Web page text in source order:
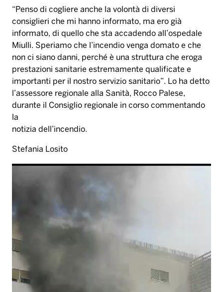
“Penso di cogliere anche la volontà di diversi
consiglieri che mi hanno informato, ma ero già
informato, di quello che sta accadendo all’ospedale
Miulli. Speriamo che l’incendio venga domato e che
non ci siano danni, perché è una struttura che eroga
prestazioni sanitarie estremamente qualificate e
importanti per il nostro servizio sanitario”. Lo ha detto
l’assessore regionale alla Sanità, Rocco Palese,
durante il Consiglio regionale in corso commentando
la
notizia dell’incendio.
Stefania Losito